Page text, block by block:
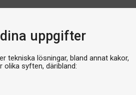
uppgifter
tekniska lösningar, bland annat kakor,
syften, däribland: